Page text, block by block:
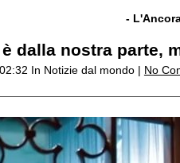
-
dalla nostra parte,
In Notizie dal mondo | No